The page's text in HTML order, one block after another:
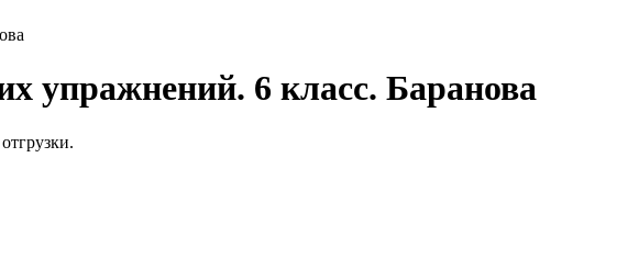
упражнений. 6 класс. Баранова